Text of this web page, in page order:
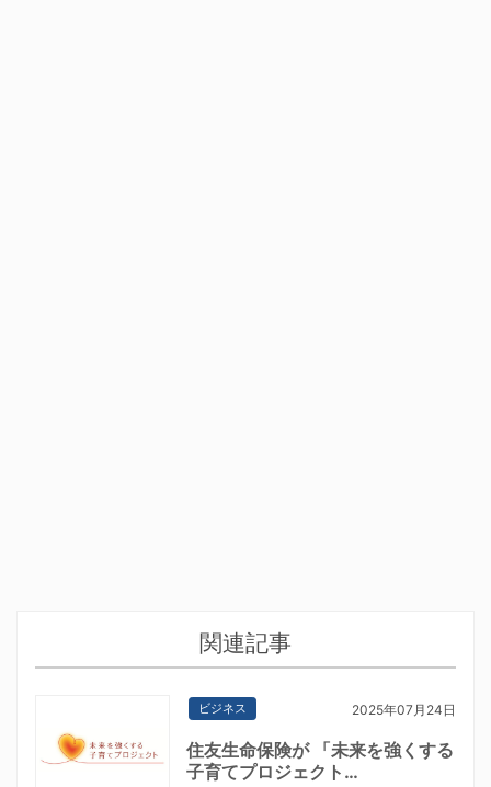
関連記事
ビジネス 2025年07月24日
住友生命保険が 「未来を強くする
子育てプロジェクト…